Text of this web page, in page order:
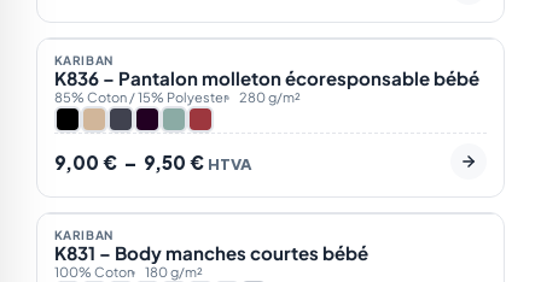
ÉCO
KARIBAN
K836 – Pantalon molleton écoresponsable bébé
85% Coton / 15% Polyester 280 g/m²
9,00 € – 9,50 €
Plage
prix :
9,00 €
à
HTVA
KARIBAN
K831 – Body manches courtes bébé
100% Coton 180 g/m²